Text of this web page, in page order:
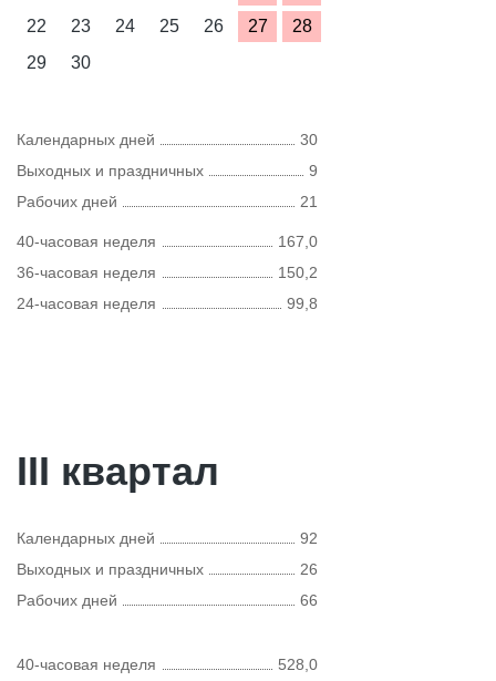
22
23 24 25 26 27
28
29
30
Календарных дней
30
Выходных и праздничных
9
Рабочих дней
21
40-часовая неделя
167,0
36-часовая неделя
150,2
24-часовая неделя
99,8
III квартал
Календарных дней
92
Выходных и праздничных
26
Рабочих дней
66
40-часовая неделя 528,0